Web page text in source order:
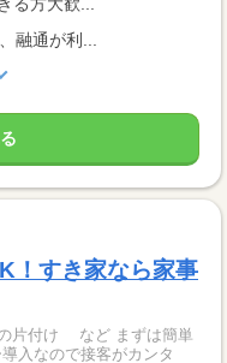
融通が利...
！すき家なら家事
の片付け など まずは簡単